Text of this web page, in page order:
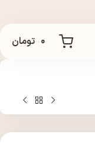
۰ تومان